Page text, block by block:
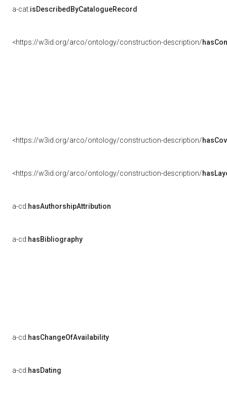
a-cat:isDescribedByCatalogueRecord
<https://w3id.org/arco/ontology/construction-description/
<https://w3id.org/arco/ontology/construction-description/
<https://w3id.org/arco/ontology/construction-description/
a-cd:hasAuthorshipAttribution
a-cd:hasBibliography
a-cd:hasChangeOfAvailability
a-cd:hasDating